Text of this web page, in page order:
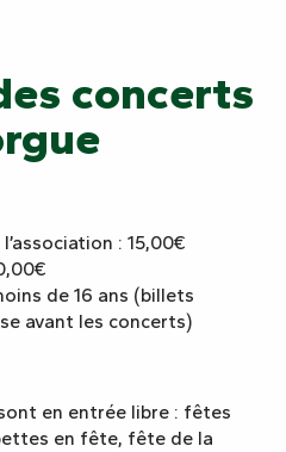
concerts
: 15,00€
de 16 ans (billets
avant les concerts)
en entrée libre : fêtes
en fête, fête de la